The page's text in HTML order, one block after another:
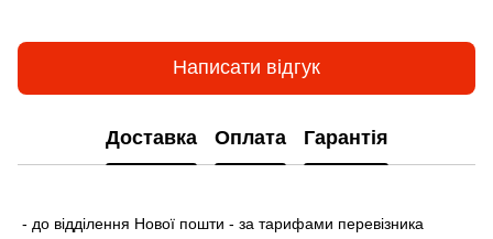
Написати відгук
Доставка Оплата Гарантія
- до відділення Нової пошти - за тарифами перевізника